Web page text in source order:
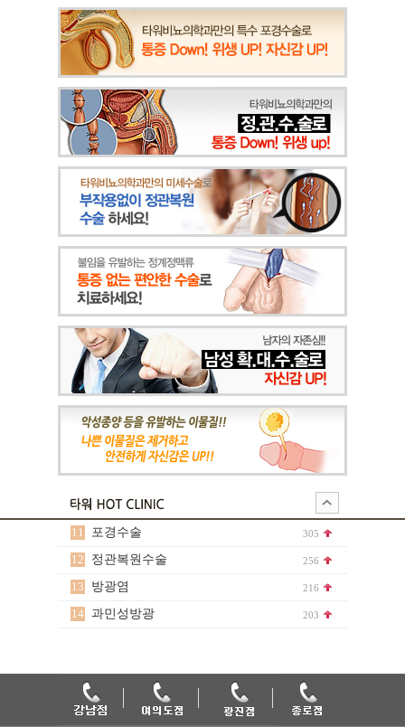
11 포경수술 305
12 정관복원수술 256
13 방광염 216
14 과민성방광 203